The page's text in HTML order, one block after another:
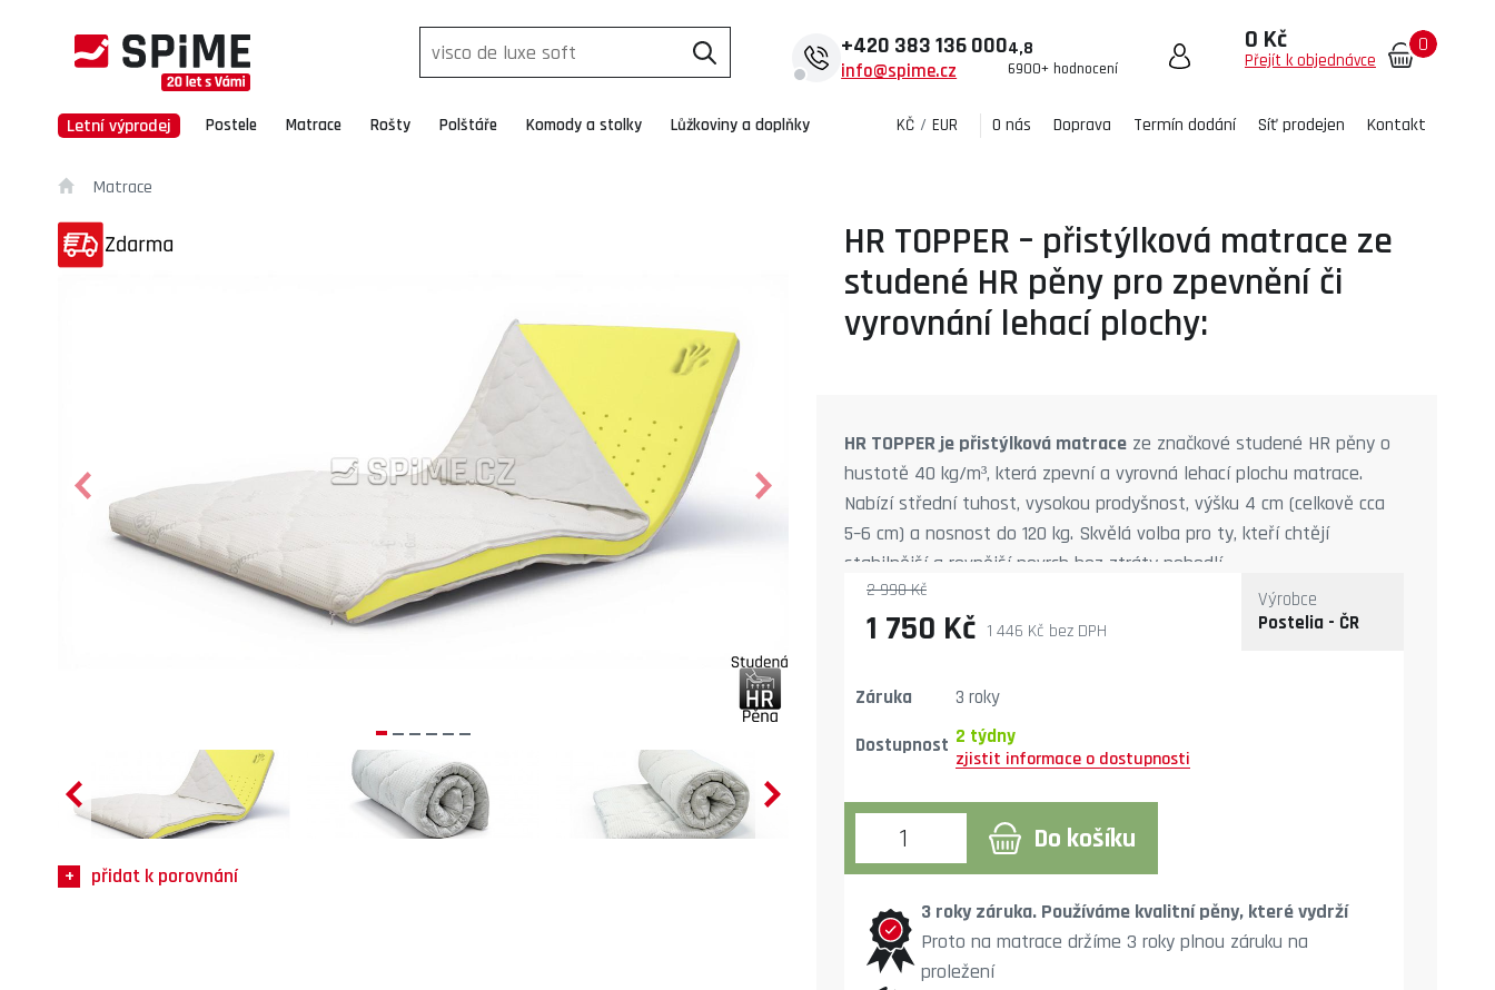
+420 383 136 000
info@spime.cz
4,8
6900+ hodnocení
0 Kč
Přejít k objednávce
0
Letní výprodej Postele Matrace Rošty Polštáře Komody a stolky Lůžkoviny a doplňky KČ / EUR O nás Doprava Termín dodání Síť prodejen Kontakt
Matrace
přidat k porovnání
HR TOPPER – přistýlková matrace ze
studené HR pěny pro zpevnění či
vyrovnání lehací plochy:
HR TOPPER je přistýlková matrace ze značkové studené HR pěny o
hustotě 40 kg/m³, která zpevní a vyrovná lehací plochu matrace.
Nabízí střední tuhost, vysokou prodyšnost, výšku 4 cm (celkově cca
5–6 cm) a nosnost do 120 kg. Skvělá volba pro ty, kteří chtějí
stabilnější a rovnější povrch bez ztráty pohodlí.
1 750 Kč bez DPH
1 446 Kč
2 990 Kč
Výrobce
Postelia - ČR
Záruka
3 roky
Dostupnost 2 týdny
Do košíku
3 roky záruka. Používáme kvalitní pěny, které vydrží
Proto na matrace držíme 3 roky plnou záruku na
proležení